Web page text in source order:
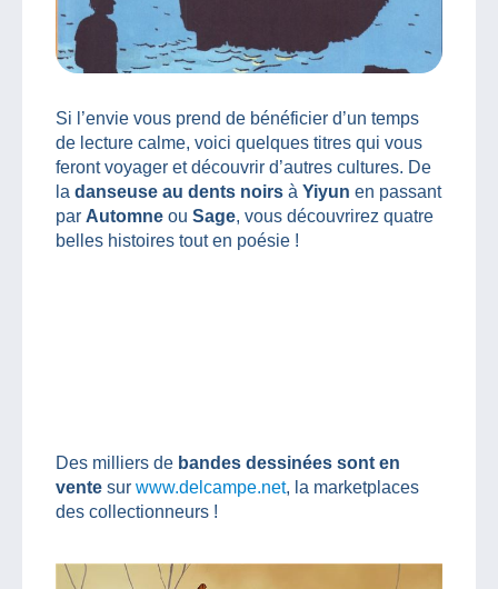
Si l’envie vous prend de bénéficier d’un temps
de lecture calme, voici quelques titres qui vous
feront voyager et découvrir d’autres cultures. De
la danseuse au dents noirs à Yiyun en passant
par Automne ou Sage, vous découvrirez quatre
belles histoires tout en poésie !
Des milliers de bandes dessinées sont en
vente sur www.delcampe.net, la marketplaces
des collectionneurs !